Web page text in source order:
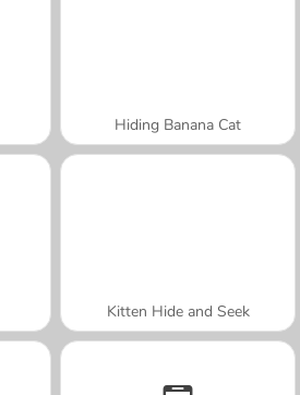
Hiding Banana Cat
Kitten Hide and Seek